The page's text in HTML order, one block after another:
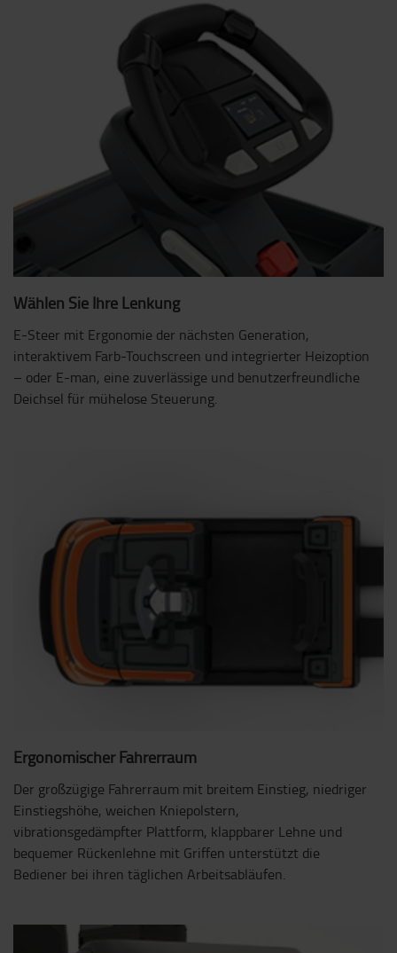
Wählen Sie Ihre Lenkung
E-Steer mit Ergonomie der nächsten Generation,
interaktivem Farb-Touchscreen und integrierter Heizoption
– oder E-man, eine zuverlässige und benutzerfreundliche
Deichsel für mühelose Steuerung.
Ergonomischer Fahrerraum
Der großzügige Fahrerraum mit breitem Einstieg, niedriger
Einstiegshöhe, weichen Kniepolstern,
vibrationsgedämpfter Plattform, klappbarer Lehne und
bequemer Rückenlehne mit Griffen unterstützt die
Bediener bei ihren täglichen Arbeitsabläufen.